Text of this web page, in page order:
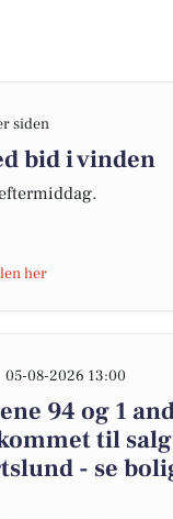
siden
bid i vinden
her
05-08-2026 13:00
94 og 1
til
- se